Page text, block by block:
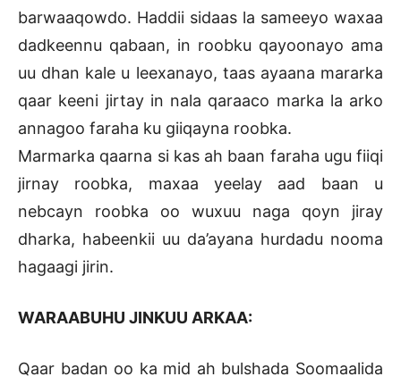
barwaaqowdo. Haddii sidaas la sameeyo waxaa
dadkeennu qabaan, in roobku qayoonayo ama
uu dhan kale u leexanayo, taas ayaana mararka
qaar keeni jirtay in nala qaraaco marka la arko
annagoo faraha ku giiqayna roobka.
Marmarka qaarna si kas ah baan faraha ugu fiiqi
jirnay roobka, maxaa yeelay aad baan u
nebcayn roobka oo wuxuu naga qoyn jiray
dharka, habeenkii uu da’ayana hurdadu nooma
hagaagi jirin.
WARAABUHU JINKUU ARKAA:
Qaar badan oo ka mid ah bulshada Soomaalida